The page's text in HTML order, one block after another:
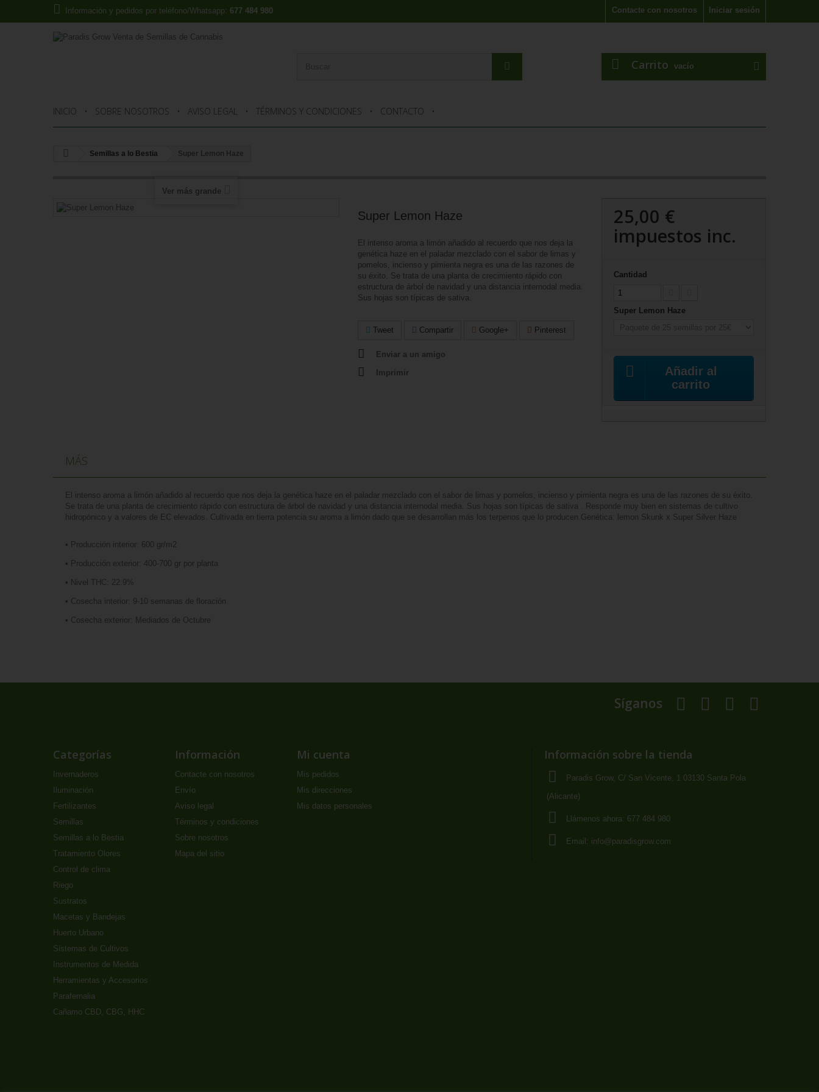
Iniciar sesión
Contacte con nosotros
Información y pedidos por teléfono/Whatsapp: 677 484 980
Carrito vacío
INICIO SOBRE NOSOTROS AVISO LEGAL TÉRMINOS Y CONDICIONES CONTACTO
Semillas a lo Bestia Super Lemon Haze
Ver más grande
Super Lemon Haze
El intenso aroma a limón añadido al recuerdo que nos deja la
genética haze en el paladar mezclado con el sabor de limas y
pomelos, incienso y pimienta negra es una de las razones de
su éxito. Se trata de una planta de crecimiento rápido con
estructura de árbol de navidad y una distancia internodal media.
Sus hojas son típicas de sativa.
Tweet Compartir Google+ Pinterest
Enviar a un amigo
Imprimir
25,00 €
impuestos inc.
Cantidad
Super Lemon Haze
Añadir al
carrito
MÁS
El intenso aroma a limón añadido al recuerdo que nos deja la genética haze en el paladar mezclado con el sabor de limas y pomelos, incienso y pimienta negra es una de las razones de su éxito.
Se trata de una planta de crecimiento rápido con estructura de árbol de navidad y una distancia internodal media. Sus hojas son típicas de sativa . Responde muy bien en sistemas de cultivo
hidropónico y a valores de EC elevados. Cultivada en tierra potencia su aroma a limón dado que se desarrollan más los terpenos que lo producen.Genética: lemon Skunk x Super Silver Haze
• Producción interior: 600 gr/m2
• Producción exterior: 400-700 gr por planta
• Nivel THC: 22.9%
• Cosecha interior: 9-10 semanas de floración
• Cosecha exterior: Mediados de Octubre
Síganos
Categorías
Invernaderos
Iluminación
Fertilizantes
Semillas
Semillas a lo Bestia
Tratamiento Olores
Control de clima
Riego
Sustratos
Macetas y Bandejas
Huerto Urbano
Sistemas de Cultivos
Instrumentos de Medida
Herramientas y Accesorios
Parafernalia
Cañamo CBD, CBG, HHC
Información
Contacte con nosotros
Envío
Aviso legal
Términos y condiciones
Sobre nosotros
Mapa del sitio
Mi cuenta
Mis pedidos
Mis direcciones
Mis datos personales
Información sobre la tienda
Paradis Grow, C/ San Vicente, 1 03130 Santa Pola
(Alicante)
Llámenos ahora: 677 484 980
Email: info@paradisgrow.com